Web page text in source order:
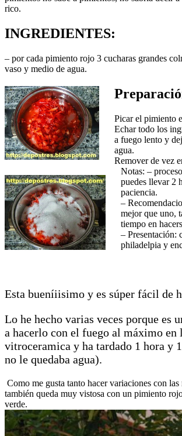
rico.
INGREDIENTES:
– por cada pimiento rojo 3 cucharas grandes
vaso y medio de agua.
Picar el pimiento
Echar todo los
a fuego lento y
agua.
Remover de vez
Notas: –
puedes llevar 2
paciencia.
–
mejor que uno,
tiempo en
– Presentación:
philadelpia y
Esta bueníiisimo y es súper fácil de
Lo he hecho varias veces porque es
a hacerlo con el fuego al máximo en
vitroceramica y ha tardado 1 hora y
no le quedaba agua).
Como me gusta tanto hacer variaciones con las
también queda muy vistosa con un pimiento
verde.